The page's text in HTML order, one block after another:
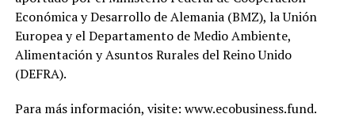
Económica y Desarrollo de Alemania (BMZ), la Unión
Europea y el Departamento de Medio Ambiente,
Alimentación y Asuntos Rurales del Reino Unido
(DEFRA).
Para más información, visite: www.ecobusiness.fund.